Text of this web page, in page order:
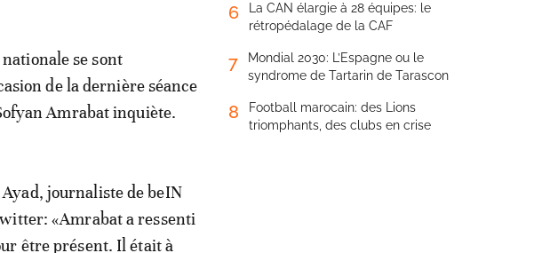
se sont
de la dernière séance
Amrabat inquiète.
journaliste de beIN
«Amrabat a ressenti
être présent. Il était à
6
La CAN élargie à 28 équipes: le
rétropédalage de la CAF
7
Mondial 2030: L’Espagne ou le
syndrome de Tartarin de Tarascon
8
Football marocain: des Lions
triomphants, des clubs en crise